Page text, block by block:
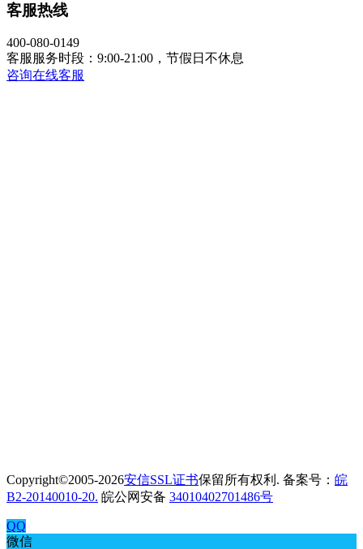
客服热线
400-080-0149
客服服务时段：9:00-21:00，节假日不休息
咨询在线客服
Copyright©2005-2026安信SSL证书保留所有权利. 备案号： 皖
B2-20140010-20. 皖公网安备 34010402701486号
QQ
微信